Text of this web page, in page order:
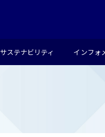
サステナビリティ インフォ